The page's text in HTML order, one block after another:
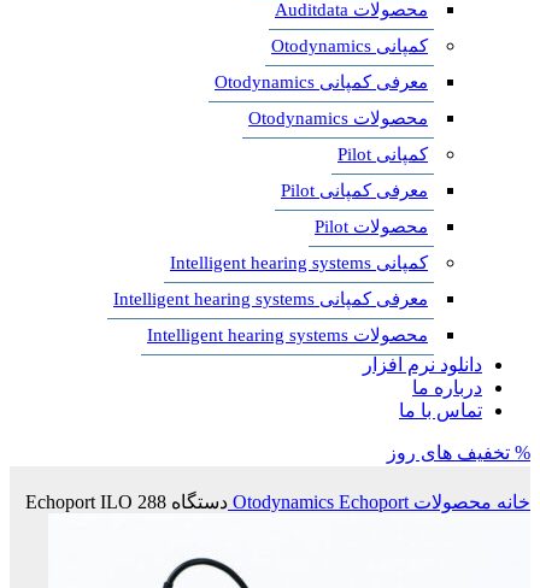
محصولات Auditdata
کمپانی Otodynamics
معرفی کمپانی Otodynamics
محصولات Otodynamics
کمپانی Pilot
معرفی کمپانی Pilot
محصولات Pilot
کمپانی Intelligent hearing systems
معرفی کمپانی Intelligent hearing systems
محصولات Intelligent hearing systems
دانلود نرم افزار
درباره ما
تماس با ما
% تخفیف های روز
خانه محصولات Otodynamics Echoport دستگاه Echoport ILO 288